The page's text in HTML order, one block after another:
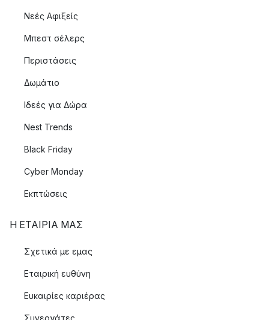
Νεές Αφιξείς
Μπεστ σέλερς
Περιστάσεις
Δωμάτιο
Ιδεές για Δώρα
Nest Trends
Black Friday
Cyber Monday
Εκπτώσεις
Η ΕΤΑΊΡΙΑ ΜΑΣ
Σχετικά με εμας
Εταιρική ευθύνη
Ευκαιρίες καριέρας